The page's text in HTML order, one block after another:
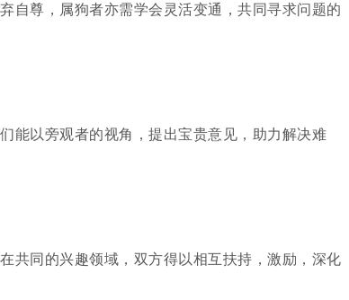
自尊，属狗者亦需学会灵活变通，共同寻求问题的
能以旁观者的视角，提出宝贵意见，助力解决难
共同的兴趣领域，双方得以相互扶持，激励，深化